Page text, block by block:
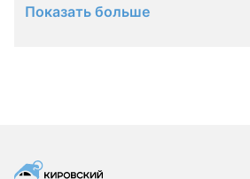
Показать больше